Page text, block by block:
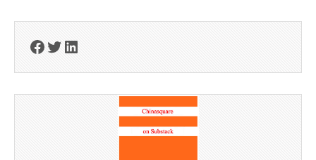
Facebook
Twitter
LinkedIn